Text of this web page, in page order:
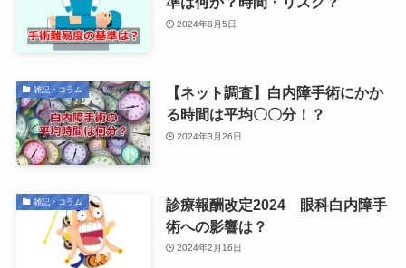
2024年8月5日
雑記・コラム
【ネット調査】白内障手術にかか
る時間は平均〇〇分！？
2024年3月26日
雑記・コラム
診療報酬改定2024 眼科白内障手
術への影響は？
2024年2月16日